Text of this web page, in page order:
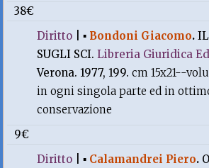
38€
Diritto |▪ Bondoni Giacomo.
SUGLI SCI.Libreria Giuridica
Verona. 1977, 199.cm 15x21--
in ogni singola parte ed in
conservazione
9€
Diritto |▪ Calamandrei Piero.